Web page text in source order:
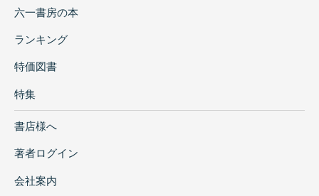
六一書房の本
ランキング
特価図書
特集
書店様へ
著者ログイン
会社案内